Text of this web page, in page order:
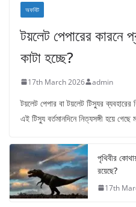
অফবিট
টয়লেট পেপারের কারনে
কাটা হচ্ছে?
17th March 2026 admin
টয়লেট পেপার বা টয়লেট টিস্যুর
এই টিস্যু বর্তমানদিনে নিত্যসঙ্গী হয়ে
পৃথিবীর
রয়েছে?
17th